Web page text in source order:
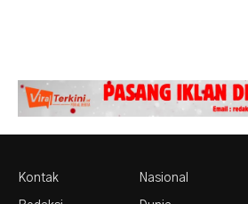
Kontak Nasional